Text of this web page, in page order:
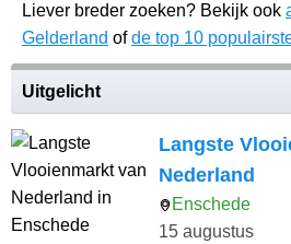
Liever breder zoeken? Bekijk ook
Gelderland ofde top 10
Uitgelicht
Langste
Nederland
Enschede
15 augustus